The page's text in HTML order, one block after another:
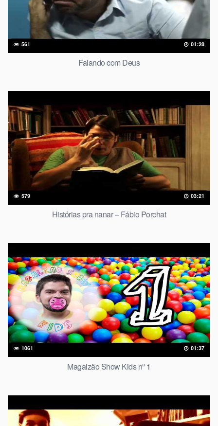
561 01:28
Falando com Deus
579 03:21
Histórias pra nanar – Fábio Porchat
1061 01:37
Magalzão Show Kids nº 1